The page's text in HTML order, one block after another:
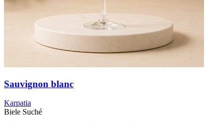
Sauvignon blanc
Karpatia
Biele Suché